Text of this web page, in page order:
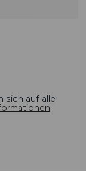
sich auf alle
.